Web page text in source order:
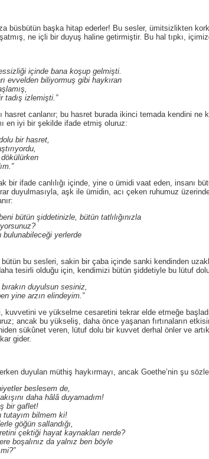
başka hitap ederler! Bu sesler, ümitsizlikten
ne içli bir duyuş haline getirmiştir. Bu hal tıpkı,
içinde bana koşup gelmişti.
biliyormuş gibi haykıran
izlemişti.”
canlanır; bu hasret burada ikinci temada kendini ne
en iyi bir şekilde ifade etmiş oluruz:
bir hasret,
canlılığı içinde, yine o ümidi vaat eden, insanı
duyulmasıyla, aşk ile ümidin, acı çeken ruhumuz
bütün şiddetinizle, bütün tatlılığınızla
yerlerde
bu sesleri, sakin bir çaba içinde sanki kendinden
tesirli olduğu için, kendimizi bütün şiddetiyle bu lütuf
duyulsun sesiniz,
arzın elindeyim.”
ve yükselme cesaretini tekrar elde etmeğe
ancak bu yükseliş, daha önce yaşanan fırtınaların
sükûnet veren, lütuf dolu bir kuvvet derhal önler ve
gider.
müthiş haykırmayı, ancak Goethe’nin şu
beslesem de,
daha hâlâ duyamadım!
gaflet!
bilmem ki!
sallandığı,
hayat kaynakları nerde?
da yalnız ben böyle